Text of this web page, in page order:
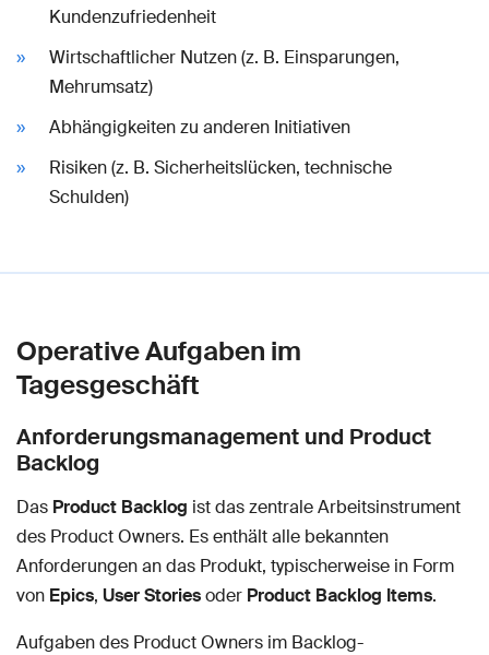
Kundenzufriedenheit
Wirtschaftlicher Nutzen (z. B. Einsparungen,
Mehrumsatz)
Abhängigkeiten zu anderen Initiativen
Risiken (z. B. Sicherheitslücken, technische
Schulden)
Operative Aufgaben im
Tagesgeschäft
Anforderungsmanagement und Product
Backlog
Das Product Backlog ist das zentrale Arbeitsinstrument
des Product Owners. Es enthält alle bekannten
Anforderungen an das Produkt, typischerweise in Form
von Epics, User Storiesoder Product Backlog Items.
Aufgaben des Product Owners im Backlog-